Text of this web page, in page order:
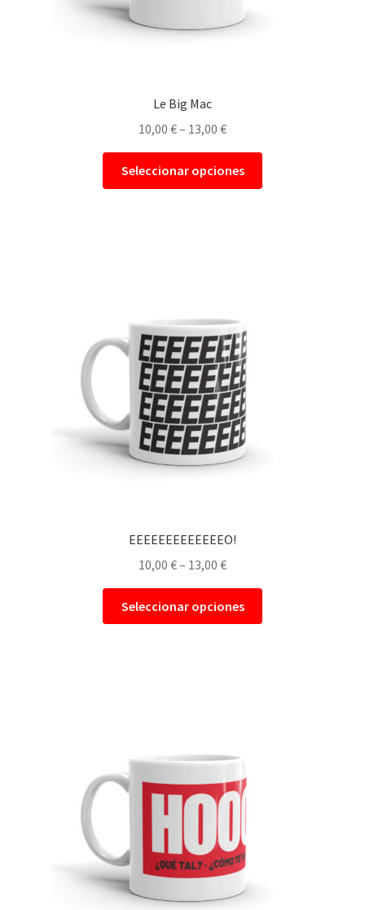
Le Big Mac
10,00 €– 13,00 €
Seleccionar opciones
EEEEEEEEEEEEEO!
10,00 €– 13,00 €
Seleccionar opciones